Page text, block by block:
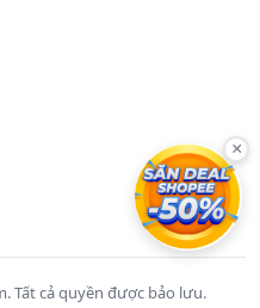
Tất cả quyền được bảo lưu.
×